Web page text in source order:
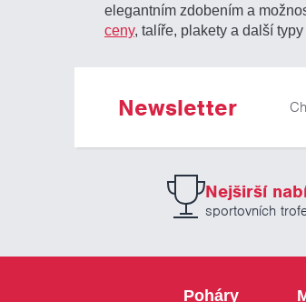
elegantním zdobením a
ceny, talíře, plakety a další
Newsletter
Nejširší
sportovních
Poháry